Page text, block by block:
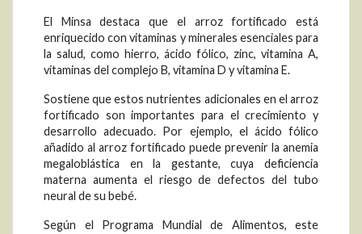
El Minsa destaca que el arroz fortificado está
enriquecido con vitaminas y minerales esenciales para
la salud, como hierro, ácido fólico, zinc, vitamina A,
vitaminas del complejo B, vitamina D y vitamina E.
Sostiene que estos nutrientes adicionales en el arroz
fortificado son importantes para el crecimiento y
desarrollo adecuado. Por ejemplo, el ácido fólico
añadido al arroz fortificado puede prevenir la anemia
megaloblástica en la gestante, cuya deficiencia
materna aumenta el riesgo de defectos del tubo
neural de su bebé.
Según el Programa Mundial de Alimentos, este